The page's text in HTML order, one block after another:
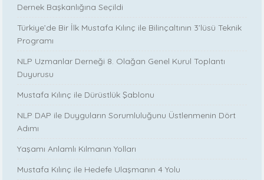
Dernek Başkanlığına Seçildi
Türkiye’de Bir İlk Mustafa Kılınç ile Bilinçaltının 3’lüsü Teknik
Programı
NLP Uzmanlar Derneği 8. Olağan Genel Kurul Toplantı
Duyurusu
Mustafa Kılınç ile Dürüstlük Şablonu
NLP DAP ile Duyguların Sorumluluğunu Üstlenmenin Dört
Adımı
Yaşamı Anlamlı Kılmanın Yolları
Mustafa Kılınç ile Hedefe Ulaşmanın 4 Yolu